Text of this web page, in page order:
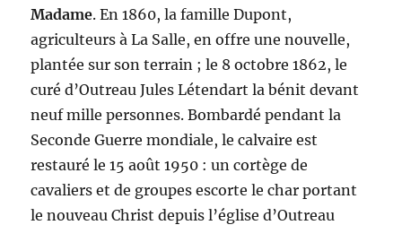
Madame. En 1860, la famille Dupont,
agriculteurs à La Salle, en offre une nouvelle,
plantée sur son terrain ; le 8 octobre 1862, le
curé d’Outreau Jules Létendart la bénit devant
neuf mille personnes. Bombardé pendant la
Seconde Guerre mondiale, le calvaire est
restauré le 15 août 1950 : un cortège de
cavaliers et de groupes escorte le char portant
le nouveau Christ depuis l’église d’Outreau